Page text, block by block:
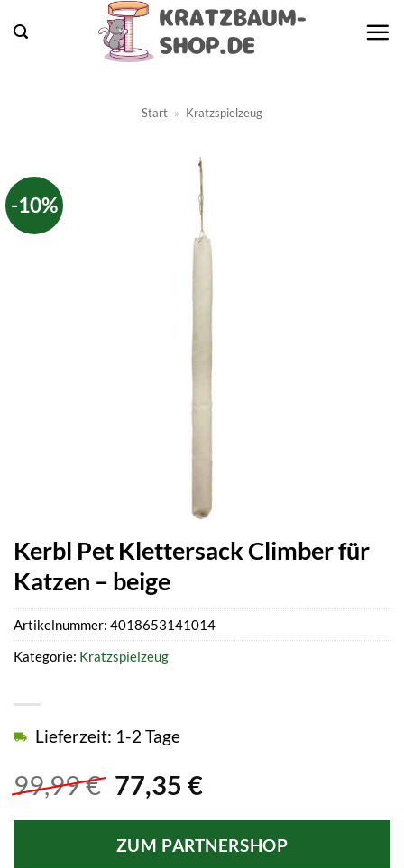
Inhalt
Start » Kratzspielzeug
-10%
Kerbl Pet Klettersack Climber für
Katzen – beige
99,99€ Ursprünglicher
war:
99,99 €
77,35 €Aktueller
ist:
77,35 €.
Lieferzeit: 1-2 Tage
ZUM PARTNERSHOP
Artikelnummer: 4018653141014
Kategorie: Kratzspielzeug